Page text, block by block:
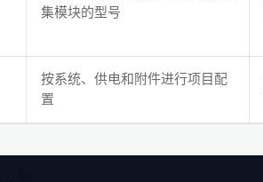
集模块的型号
按系统、供电和附件进行项目配
置